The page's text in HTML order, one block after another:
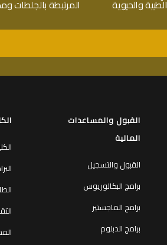
والحيوية المرتبطة بالجلطات
القبول والمساعدات
المالية
القبول والتسجيل
برامج البكالوريوس
برامج الماجستير
برامج الدبلوم